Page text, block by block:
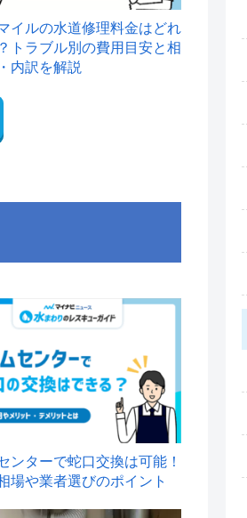
イルの水道修理料金はどれ
トラブル別の費用目安と相
内訳を解説
ンターで蛇口交換は可能！
場や業者選びのポイント